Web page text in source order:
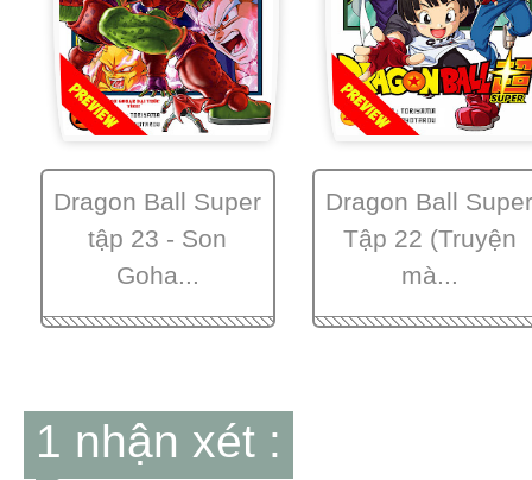
Dragon Ball Super
tập 23 - Son
Goha...
Dragon Ball Super
Tập 22 (Truyện
mà...
1 nhận xét :